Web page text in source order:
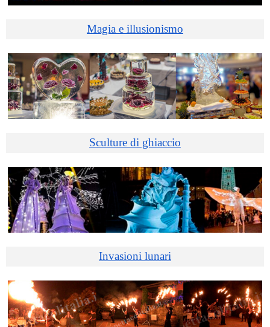
Magia e illusionismo
Sculture di ghiaccio
Invasioni lunari